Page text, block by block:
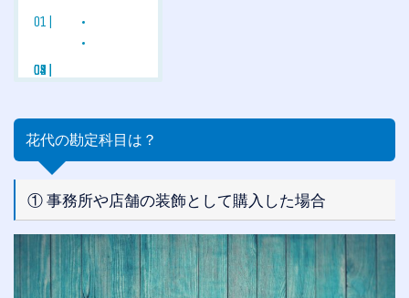
花代の勘定科目は？
① 事務所や店舗の装飾として購入した場合